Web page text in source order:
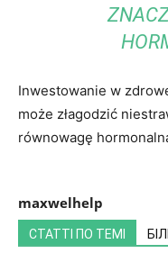
Inwestowanie w
może złagodzić
równowagę
maxwelhelp
СТАТТІ ПО ТЕМІ